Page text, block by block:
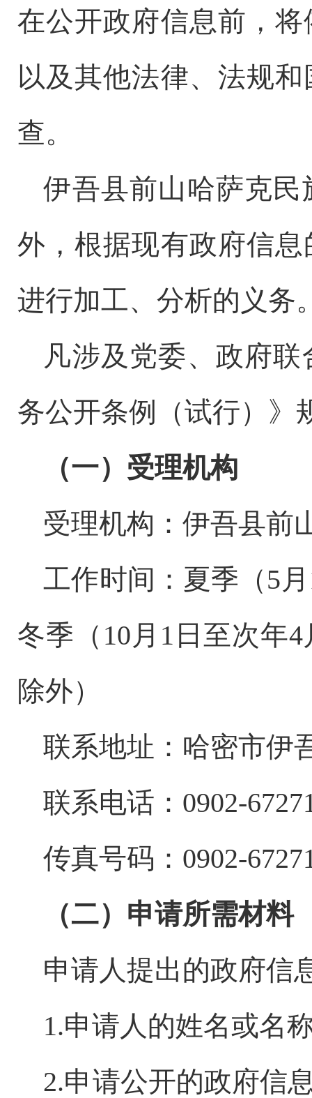
在公开政府信息前，
以及其他法律、法规
查。
伊吾县前山哈萨克
外，根据现有政府信
进行加工、分析的义务
凡涉及党委、政府
务公开条例（试行）》
（一）受理机构
受理机构：伊吾县前
工作时间：夏季（5月
冬季（ 10月 1 日至次年4
除外）
联系地址：哈密市伊
联系电话： 0902-
传真号码： 0902-
（二）申请所需材料
申请人提出的政府信
1.申请人的姓名或名
2.申请公开的政府信